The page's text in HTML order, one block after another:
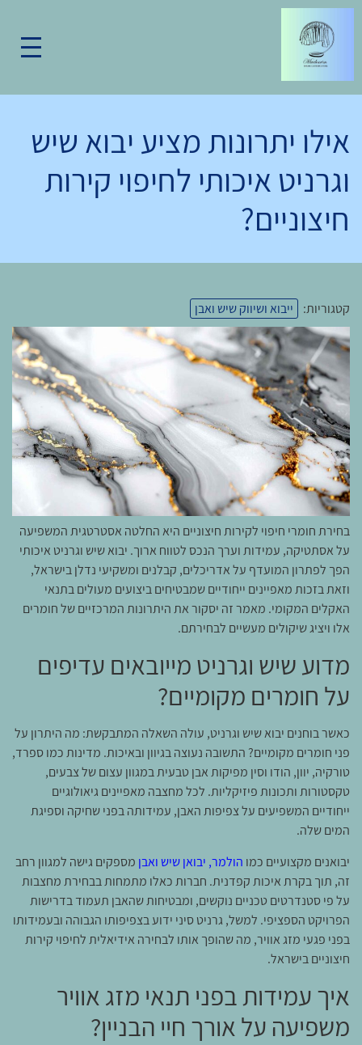
אילו יתרונות מציע יבוא שיש
וגרניט איכותי לחיפוי קירות
חיצוניים?
קטגוריות: ייבוא ושיווק שיש ואבן
בחירת חומרי חיפוי לקירות חיצוניים היא החלטה אסטרטגית המשפיעה
על אסתטיקה, עמידות וערך הנכס לטווח ארוך. יבוא שיש וגרניט איכותי
הפך לפתרון המועדף על אדריכלים, קבלנים ומשקיעי נדלן בישראל,
וזאת בזכות מאפיינים ייחודיים שמבטיחים ביצועים מעולים בתנאי
האקלים המקומי. מאמר זה יסקור את היתרונות המרכזיים של חומרים
אלו ויציג שיקולים מעשיים לבחירתם.
מדוע שיש וגרניט מייובאים עדיפים
על חומרים מקומיים?
כאשר בוחנים יבוא שיש וגרניט, עולה השאלה המתבקשת: מה היתרון על
פני חומרים מקומיים? התשובה נעוצה בגיוון ובאיכות. מדינות כמו ספרד,
טורקיה, יוון, הודו וסין מפיקות אבן טבעית במגוון עצום של צבעים,
טקסטורות ותכונות פיזיקליות. לכל מחצבה מאפיינים גיאולוגיים
ייחודיים המשפיעים על צפיפות האבן, עמידותה בפני שחיקה וספיגת
המים שלה.
יבואנים מקצועיים כמו הולמר, יבואן שיש ואבן מספקים גישה למגוון רחב
זה, תוך בקרת איכות קפדנית. חברות כאלו מתמחות בבחירת מחצבות
על פי סטנדרטים טכניים נוקשים, ומבטיחות שהאבן תעמוד בדרישות
הפרויקט הספציפי. למשל, גרניט סיני ידוע בצפיפותו הגבוהה ובעמידותו
בפני פגעי מזג אוויר, מה שהופך אותו לבחירה אידיאלית לחיפוי קירות
חיצוניים בישראל.
איך עמידות בפני תנאי מזג אוויר
משפיעה על אורך חיי הבניין?